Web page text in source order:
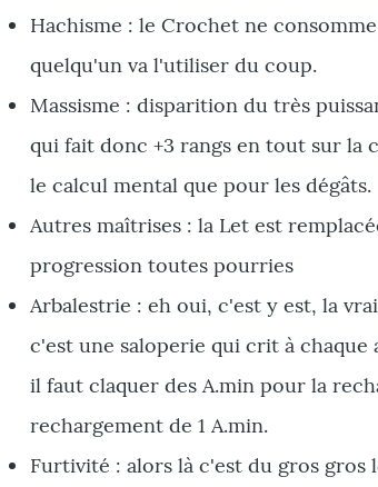
Hachisme : le Crochet ne
quelqu'un va l'utiliser du coup.
Massisme : disparition du très
qui fait donc +3 rangs en tout sur la
le calcul mental que pour les dégâts.
Autres maîtrises : la Let est
progression toutes pourries
Arbalestrie : eh oui, c'est y est, la
c'est une saloperie qui crit à
il faut claquer des A.min pour la
rechargement de 1 A.min.
Furtivité : alors là c'est du gros gros